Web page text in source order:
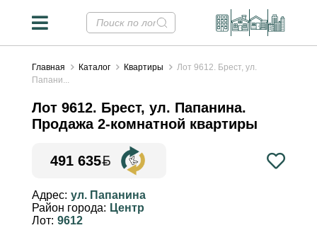
Главная Каталог Квартиры
Лот 9612. Брест, ул.
Папани...
Лот 9612. Брест, ул. Папанина.
Продажа 2-комнатной квартиры
491 635
Конвертер валют
Курсы НБРБ на 06.08.2026
Адрес: ул. Папанина
Район города: Центр
Лот: 9612